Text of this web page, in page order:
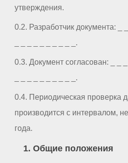
утверждения.
0.2. Разработчик документа: _
_ _ _ _ _ _ _ _ _ _.
0.3. Документ согласован: _ _ _
_ _ _ _ _ _ _ _ _ _.
0.4. Периодическая проверка
производится с интервалом,
года.
1. Общие положения